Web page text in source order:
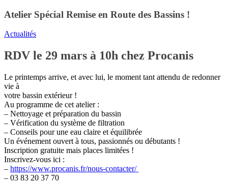
Atelier Spécial Remise en Route des Bassins !
Actualités
RDV le 29 mars à 10h chez Procanis
Le printemps arrive, et avec lui, le moment tant attendu de redonner
vie à
votre bassin extérieur !
Au programme de cet atelier :
– Nettoyage et préparation du bassin
– Vérification du système de filtration
– Conseils pour une eau claire et équilibrée
Un événement ouvert à tous, passionnés ou débutants !
Inscription gratuite mais places limitées !
Inscrivez-vous ici :
– https://www.procanis.fr/nous-contacter/
– 03 83 20 37 70